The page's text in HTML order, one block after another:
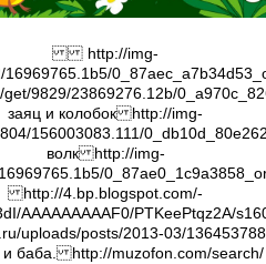
http://img-
16969765.1b5/
9829/23869276.12b/
заяц и колобок http://img-
156003083.111/
волк http://img-
http://4.bp.blogspot.com/-
AAAAAAAAAF0/PTKeePtqz2A/
uploads/posts/2013-03/
баба. http://muzofon.com/search/